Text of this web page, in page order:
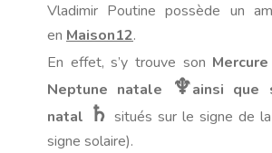
Vladimir Poutine possède un
en Maison12.
En effet, s’y trouve son
Neptune natale
♆ainsi que
natal ♄ situés sur le signe de
signe solaire).